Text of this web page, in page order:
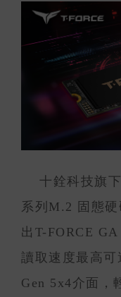
十銓科技旗下
系列M.2 固態
出T-FORCE
讀取速度最高
Gen 5x4介面，